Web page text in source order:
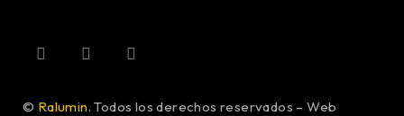
© Ralumin. Todos los derechos reservados – Web